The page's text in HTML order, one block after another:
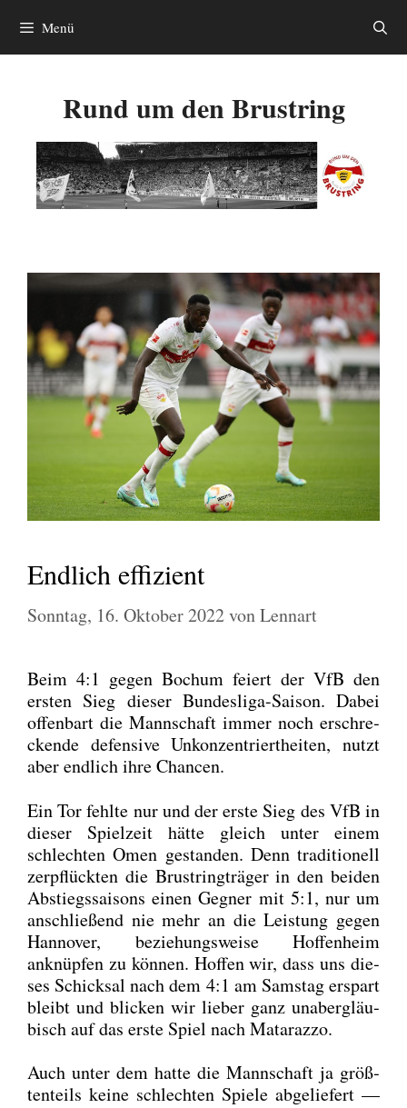
Inhalt
springen
Menü
Rund um den Brustring
Endlich effizient
Sonntag, 16. Oktober 2022vonLennart
Beim 4:1 gegen Bochum fei­ert der VfB den
ers­ten Sieg die­ser Bun­des­li­ga-Sai­son. Dabei
offen­bart die Mann­schaft immer noch erschre­
cken­de defen­si­ve Unkon­zen­triert­hei­ten, nutzt
aber end­lich ihre Chan­cen.
Ein Tor fehl­te nur und der ers­te Sieg des VfB in
die­ser Spiel­zeit hät­te gleich unter einem
schlech­ten Omen gestan­den. Denn tra­di­tio­nell
zer­pflück­ten die Brust­ring­trä­ger in den bei­den
Abstiegs­sai­sons einen Geg­ner mit 5:1, nur um
anschlie­ßend nie mehr an die Leis­tung gegen
Han­no­ver, bezie­hungs­wei­se Hof­fen­heim
anknüp­fen zu kön­nen. Hof­fen wir, dass uns die­
ses Schick­sal nach dem 4:1 am Sams­tag erspart
bleibt und bli­cken wir lie­ber ganz unab­er­gläu­
bisch auf das ers­te Spiel nach Mat­a­raz­zo.
Auch unter dem hat­te die Mann­schaft ja größ­
ten­teils kei­ne schlech­ten Spie­le abge­lie­fert —